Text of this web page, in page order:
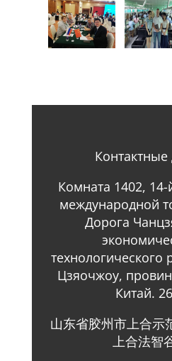
Комната 1402,
международной
Дорога
технологического
Цзяочжоу,
Китай.
山东省胶州市上合示
上合法智